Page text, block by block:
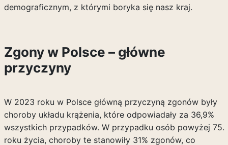
demograficznym, z którymi boryka się nasz kraj.
Zgony w Polsce – główne
przyczyny
W 2023 roku w Polsce główną przyczyną zgonów były
choroby układu krążenia, które odpowiadały za 36,9%
wszystkich przypadków. W przypadku osób powyżej 75.
roku życia, choroby te stanowiły 31% zgonów, co